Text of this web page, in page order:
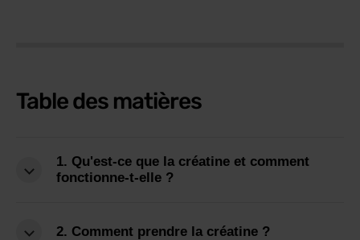
Table des matières
1. Qu'est-ce que la créatine et comment
fonctionne-t-elle ?
2. Comment prendre la créatine ?